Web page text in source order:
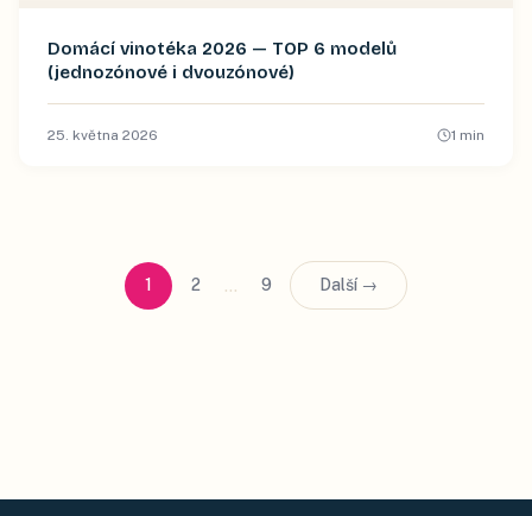
Domácí vinotéka 2026 — TOP 6 modelů
(jednozónové i dvouzónové)
25. května 2026 1 min
1 2 … 9 Další →